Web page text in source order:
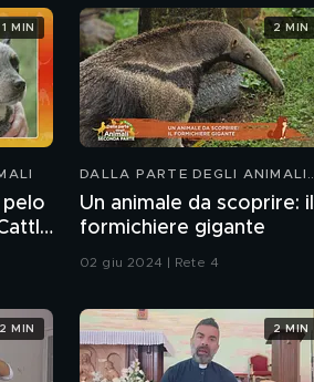
pelo
1 MIN
DALLA PARTE DEGLI ANIMALI
Un animale da scoprire: il
formichiere gigante
02 giu 2024 | Rete 4
2 MIN
2 MIN 2 MIN